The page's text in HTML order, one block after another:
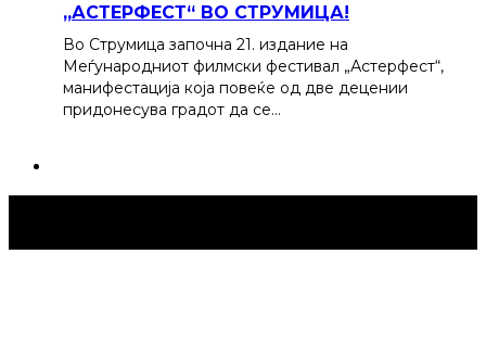
„АСТЕРФЕСТ“ ВО СТРУМИЦА!
Во Струмица започна 21. издание на
Меѓународниот филмски фестивал „Астерфест“,
манифестација која повеќе од две децении
придонесува градот да се…